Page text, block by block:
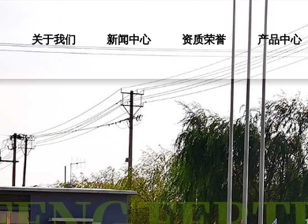
关于我们 新闻中心 资质荣誉 产品中心